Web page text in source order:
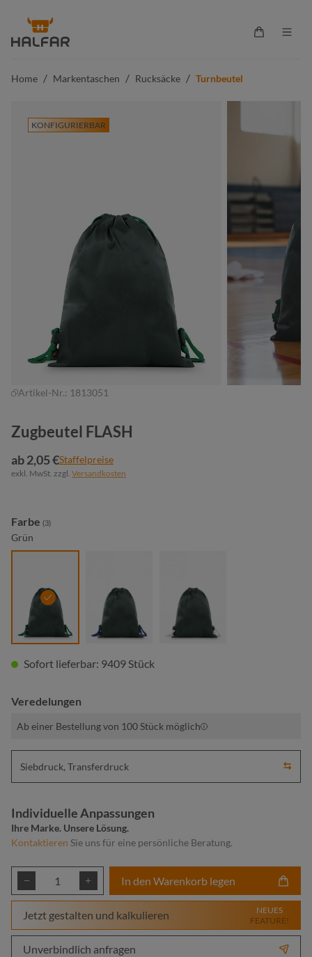
springen
Home / Markentaschen / Rucksäcke / Turnbeutel
KONFIGURIERBAR
Artikel-Nr.: 1813051
Zugbeutel FLASH
ab 2,05 €Staffelpreise
exkl. MwSt. zzgl. Versandkosten
Farbe auswählen
(3)
Grün
grün marine weiß
Sofort lieferbar: 9409 Stück
Veredelungen
Ab einer Bestellung von 100 Stück möglich
Siebdruck, Transferdruck
Individuelle Anpassungen
Ihre Marke. Unsere Lösung.
Kontaktieren Sie uns für eine persönliche Beratung.
Produkt Anzahl: Gib den gewünschten
In den Warenkorb legen
Jetzt gestalten und kalkulieren
NEUES
FEATURE!
Unverbindlich anfragen